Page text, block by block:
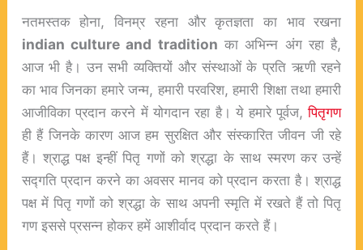
नतमस्तक होना, विनम्र रहना और कृतज्ञता का भाव रखना
indian culture and tradition का अभिन्न अंग रहा है,
आज भी है। उन सभी व्यक्तियों और संस्थाओं के प्रति ऋणी रहने
का भाव जिनका हमारे जन्म, हमारी परवरिश, हमारी शिक्षा तथा हमारी
आजीविका प्रदान करने में योगदान रहा है। ये हमारे पूर्वज,पितृगण
ही हैं जिनके कारण आज हम सुरक्षित और संस्कारित जीवन जी रहे
हैं। श्राद्ध पक्ष इन्हीं पितृ गणों को श्रद्धा के साथ स्मरण कर उन्हें
सद्गति प्रदान करने का अवसर मानव को प्रदान करता है। श्राद्ध
पक्ष में पितृ गणों को श्रद्धा के साथ अपनी स्मृति में रखते हैं तो पितृ
गण इससे प्रसन्न होकर हमें आशीर्वाद प्रदान करते हैं।